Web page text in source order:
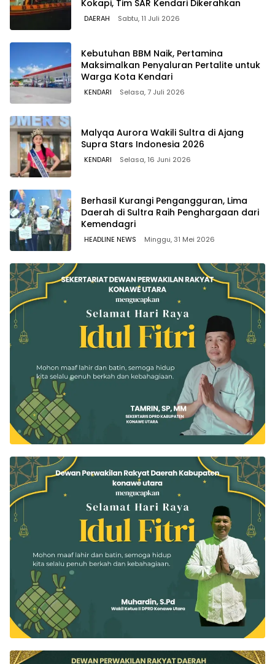
Kokapi, Tim SAR Kendari Dikerahkan
DAERAH Sabtu, 11 Juli 2026
Kebutuhan BBM Naik, Pertamina
Maksimalkan Penyaluran Pertalite untuk
Warga Kota Kendari
KENDARI Selasa, 7 Juli 2026
Malyqa Aurora Wakili Sultra di Ajang
Supra Stars Indonesia 2026
KENDARI Selasa, 16 Juni 2026
Berhasil Kurangi Pengangguran, Lima
Daerah di Sultra Raih Penghargaan dari
Kemendagri
HEADLINE NEWS Minggu, 31 Mei 2026